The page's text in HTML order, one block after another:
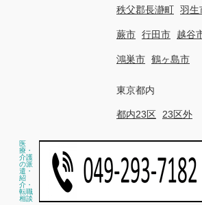
秩父郡長瀞町 羽生
蕨市 行田市 越谷
鴻巣市 鶴ヶ島市
東京都内
都内23区 23区外
医
療・
介護
の派
遣・
紹
介・
転職
相談